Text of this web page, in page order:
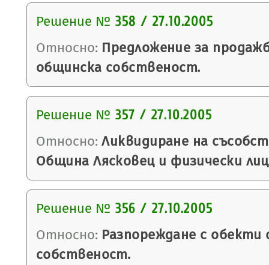
Решение № 358 / 27.10.2005
Относно: Предложение за
общинска собственост.
Решение № 357 / 27.10.2005
Относно: Ликвидиране на
Община Лясковец и физически
Решение № 356 / 27.10.2005
Относно: Разпореждане с обекти
собственост.